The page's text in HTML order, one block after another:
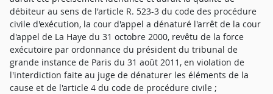
débiteur au sens de l'article R. 523-3 du code des procédure
civile d'exécution, la cour d'appel a dénaturé l'arrêt de la cour
d'appel de La Haye du 31 octobre 2000, revêtu de la force
exécutoire par ordonnance du président du tribunal de
grande instance de Paris du 31 août 2011, en violation de
l'interdiction faite au juge de dénaturer les éléments de la
cause et de l'article 4 du code de procédure civile ;